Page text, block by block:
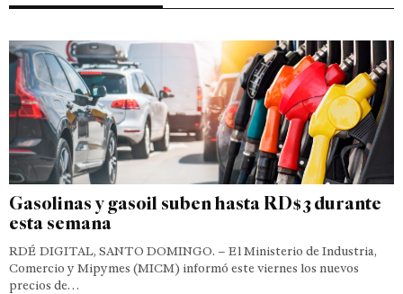
Gasolinas y gasoil suben hasta RD$3 durante
esta semana
RDÉ DIGITAL, SANTO DOMINGO. – El Ministerio de Industria,
Comercio y Mipymes (MICM) informó este viernes los nuevos
precios de…